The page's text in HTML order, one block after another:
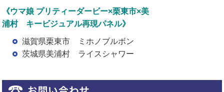
《ウマ娘 プリティーダービー×栗東市×美
浦村 キービジュアル再現パネル》
滋賀県栗東市 ミホノブルボン
茨城県美浦村 ライスシャワー